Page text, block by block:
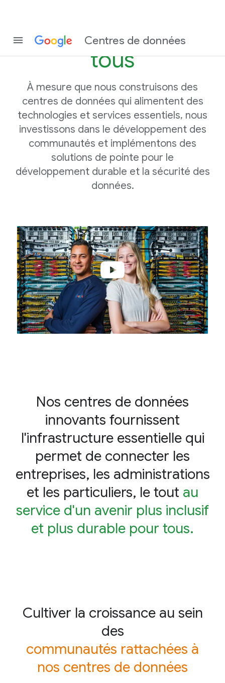
Centres de données
Construire pour
tous
À mesure que nous construisons des
centres de données qui alimentent des
technologies et services essentiels, nous
investissons dans le développement des
communautés et implémentons des
solutions de pointe pour le
développement durable et la sécurité des
données.
Nos centres de données
innovants fournissent
l'infrastructure essentielle qui
permet de connecter les
entreprises, les administrations
et les particuliers, le tout au
service d'un avenir plus inclusif
et plus durable pour tous.
Cultiver la croissance au sein
des
communautés rattachées à
nos centres de données